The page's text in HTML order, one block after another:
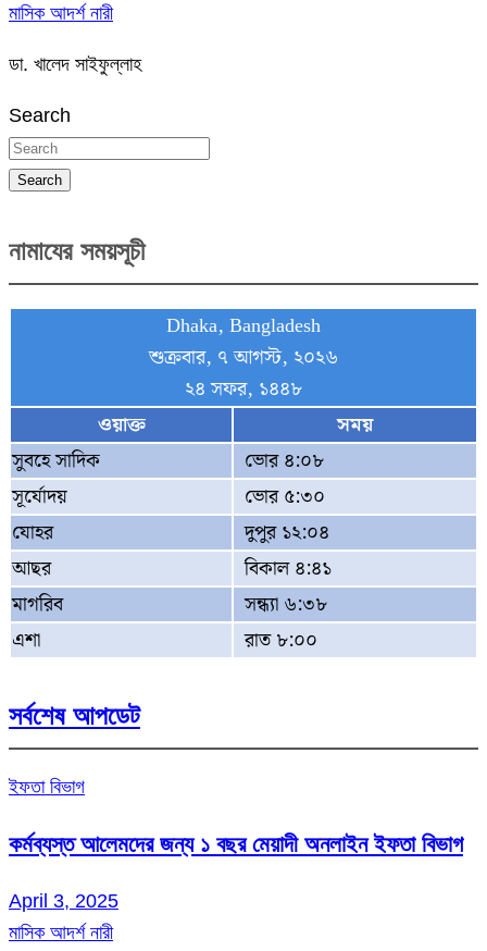
মাসিক আদর্শ নারী
ডা. খালেদ সাইফুল্লাহ
Search
Search
নামাযের সময়সূচী
Dhaka, Bangladesh
শুক্রবার, ৭ আগস্ট, ২০২৬
২৪ সফর, ১৪৪৮
ওয়াক্ত
সময়
সুবহে সাদিক
ভোর ৪:০৮
সূর্যোদয়
ভোর ৫:৩০
যোহর
দুপুর ১২:০৪
আছর
বিকাল ৪:৪১
মাগরিব
সন্ধ্যা ৬:৩৮
এশা
রাত ৮:০০
সর্বশেষ আপডেট
ইফতা বিভাগ
কর্মব্যস্ত আলেমদের জন্য ১ বছর মেয়াদী অনলাইন ইফতা বিভাগ
April 3, 2025
মাসিক আদর্শ নারী